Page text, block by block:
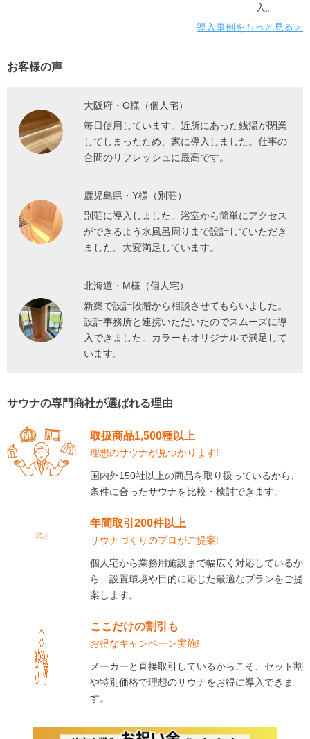
入。
導入事例をもっと見る＞
お客様の声
大阪府・O様（個人宅）
毎日使用しています。近所にあった銭湯が閉業
してしまったため、家に導入しました。仕事の
合間のリフレッシュに最高です。
鹿児島県・Y様（別荘）
別荘に導入しました。浴室から簡単にアクセス
ができるよう水風呂周りまで設計していただき
ました。大変満足しています。
北海道・M様（個人宅）
新築で設計段階から相談させてもらいました。
設計事務所と連携いただいたのでスムーズに導
入できました。カラーもオリジナルで満足して
います。
サウナの専門商社が選ばれる理由
取扱商品1,500種以上
理想のサウナが見つかります!
国内外150社以上の商品を取り扱っているから、
条件に合ったサウナを比較・検討できます。
年間取引200件以上
サウナづくりのプロがご提案!
個人宅から業務用施設まで幅広く対応しているか
ら、設置環境や目的に応じた最適なプランをご提
案します。
ここだけの割引も
お得なキャンペーン実施!
メーカーと直接取引しているからこそ、セット割
や特別価格で理想のサウナをお得に導入できま
す。